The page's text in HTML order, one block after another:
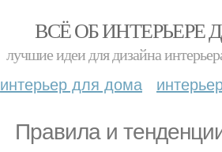
ВСЁ ОБ ИНТЕРЬЕРЕ
лучшие идеи для дизайна
интерьер для дома
Правила и